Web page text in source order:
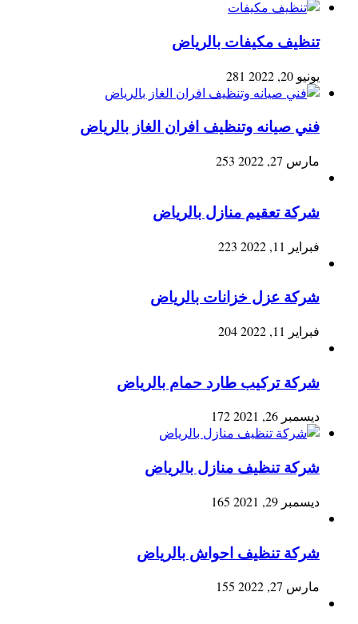
تنظيف مكيفات بالرياض
يونيو 20, 2022 281
فني صيانه وتنظيف افران الغاز بالرياض
مارس 27, 2022 253
شركة تعقيم منازل بالرياض
فبراير 11, 2022 223
شركة عزل خزانات بالرياض
فبراير 11, 2022 204
شركة تركيب طارد حمام بالرياض
ديسمبر 26, 2021 172
شركة تنظيف منازل بالرياض
ديسمبر 29, 2021 165
شركة تنظيف احواش بالرياض
مارس 27, 2022 155